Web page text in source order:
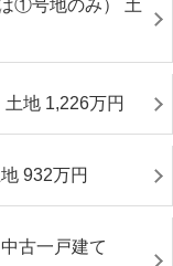
①号地のみ） 土
土地 1,226万円
932万円
古一戸建て